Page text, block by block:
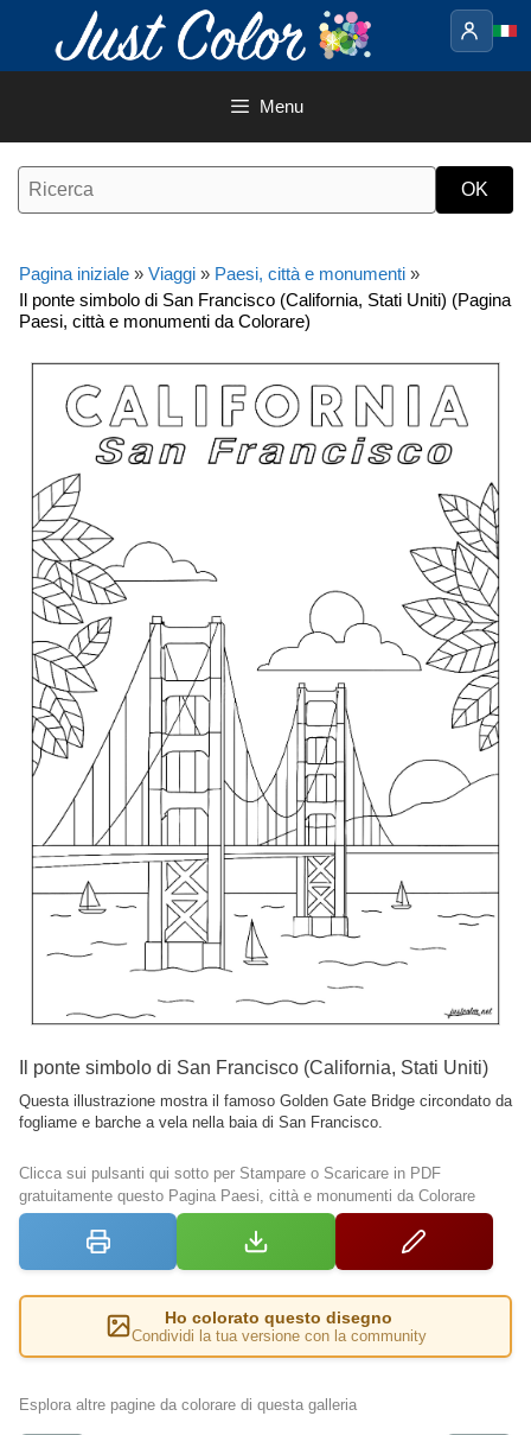
contenuto
Menu
Pagina iniziale » Viaggi » Paesi, città e monumenti »
Il ponte simbolo di San Francisco (California, Stati Uniti) (Pagina
Paesi, città e monumenti da Colorare)
Il ponte simbolo di San Francisco (California, Stati Uniti)
Questa illustrazione mostra il famoso Golden Gate Bridge circondato da
fogliame e barche a vela nella baia di San Francisco.
Clicca sui pulsanti qui sotto per Stampare o Scaricare in PDF
gratuitamente questo Pagina Paesi, città e monumenti da Colorare
Ho colorato questo disegno
Condividi la tua versione con la community
Esplora altre pagine da colorare di questa galleria